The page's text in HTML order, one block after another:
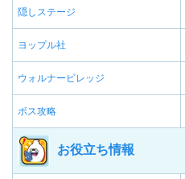
隠しステージ
ヨップル社
ウォルナービレッジ
ボス攻略
お役立ち情報